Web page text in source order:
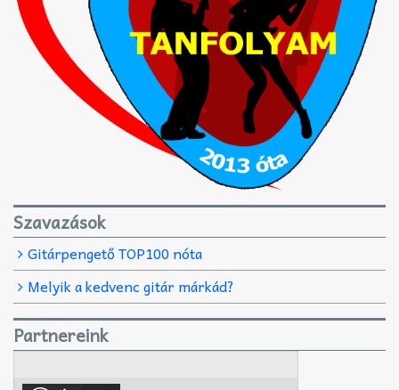
Szavazások
Gitárpengető TOP100 nóta
Melyik a kedvenc gitár márkád?
Partnereink